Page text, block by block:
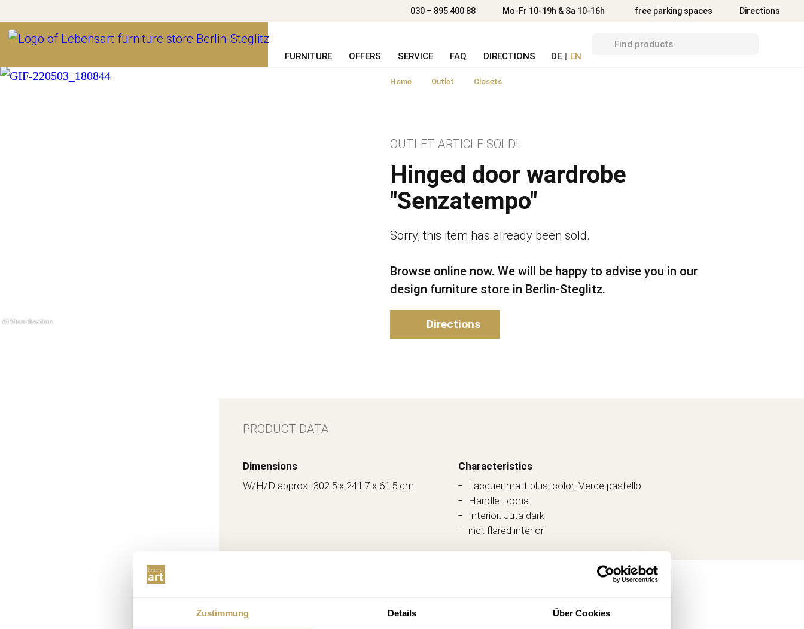
Zustimmung Details Über Cookies
030 – 895 400 88 Mo-Fr 10-19h & Sa 10-16h free parking spaces Directions
FURNITURE OFFERS SERVICE FAQ DIRECTIONS DE | EN
Home Outlet Closets
Hinged door wardrobe
"Senzatempo"
OUTLET ARTICLE SOLD!
Sorry, this item has already been sold.
Browse online now. We will be happy to advise you in our
design furniture store in Berlin-Steglitz.
Directions
PRODUCT DATA
Dimensions
W/H/D approx.: 302.5 x 241.7 x 61.5 cm
Characteristics
Lacquer matt plus, color: Verde pastello
Handle: Icona
Interior: Juta dark
incl. flared interior